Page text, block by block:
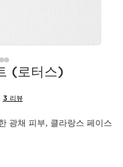
(로터스)
3 리뷰
광채 피부, 클라랑스 페이스